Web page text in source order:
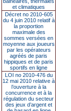
et climatiques
Décret no 2010-605
du 4 juin 2010 relatif à
la proportion
maximale des
sommes versées en
moyenne aux joueurs
par les opérateurs
agréés de paris
hippiques et de paris
sportifs en ligne
LOI no 2010-476 du
12 mai 2010 relative à
l’ouverture à la
concurrence et à la
régulation du secteur
des jeux d’argent et